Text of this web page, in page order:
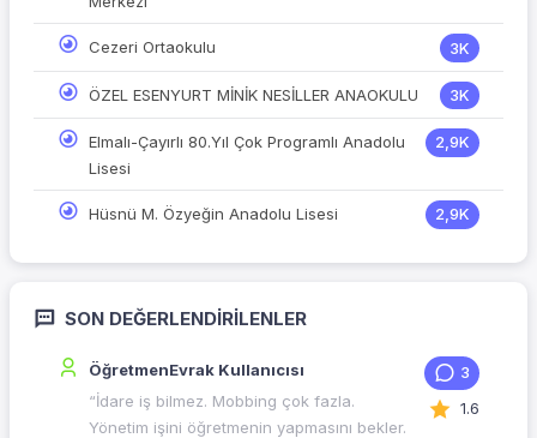
Cezeri Ortaokulu 3K
ÖZEL ESENYURT MİNİK NESİLLER ANAOKULU 3K
Elmalı-Çayırlı 80.Yıl Çok Programlı Anadolu
Lisesi
2,9K
Hüsnü M. Özyeğin Anadolu Lisesi 2,9K
SON DEĞERLENDIRILENLER
ÖğretmenEvrak Kullanıcısı
“İdare iş bilmez. Mobbing çok fazla.
Yönetim işini öğretmenin yapmasını bekler.
3
1.6